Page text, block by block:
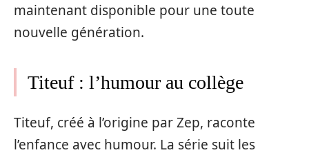
maintenant disponible pour une toute
nouvelle génération.
Titeuf : l’humour au collège
Titeuf, créé à l’origine par Zep, raconte
l’enfance avec humour. La série suit les